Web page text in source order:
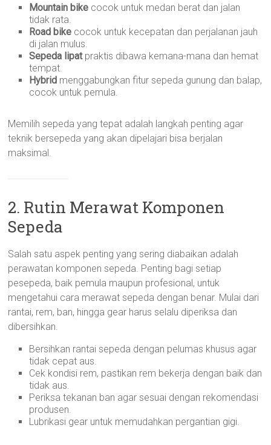
Mountain bike cocok untuk medan berat dan jalan
tidak rata.
Road bike cocok untuk kecepatan dan perjalanan jauh
di jalan mulus.
Sepeda lipatpraktis dibawa kemana-mana dan hemat
tempat.
Hybrid menggabungkan fitur sepeda gunung dan balap,
cocok untuk pemula.
Memilih sepeda yang tepat adalah langkah penting agar
teknik bersepeda yang akan dipelajari bisa berjalan
maksimal.
2. Rutin Merawat Komponen
Sepeda
Salah satu aspek penting yang sering diabaikan adalah
perawatan komponen sepeda. Penting bagi setiap
pesepeda, baik pemula maupun profesional, untuk
mengetahui cara merawat sepeda dengan benar. Mulai dari
rantai, rem, ban, hingga gear harus selalu diperiksa dan
dibersihkan.
Bersihkan rantai sepeda dengan pelumas khusus agar
tidak cepat aus.
Cek kondisi rem, pastikan rem bekerja dengan baik dan
tidak aus.
Periksa tekanan ban agar sesuai dengan rekomendasi
produsen.
Lubrikasi gear untuk memudahkan pergantian gigi.